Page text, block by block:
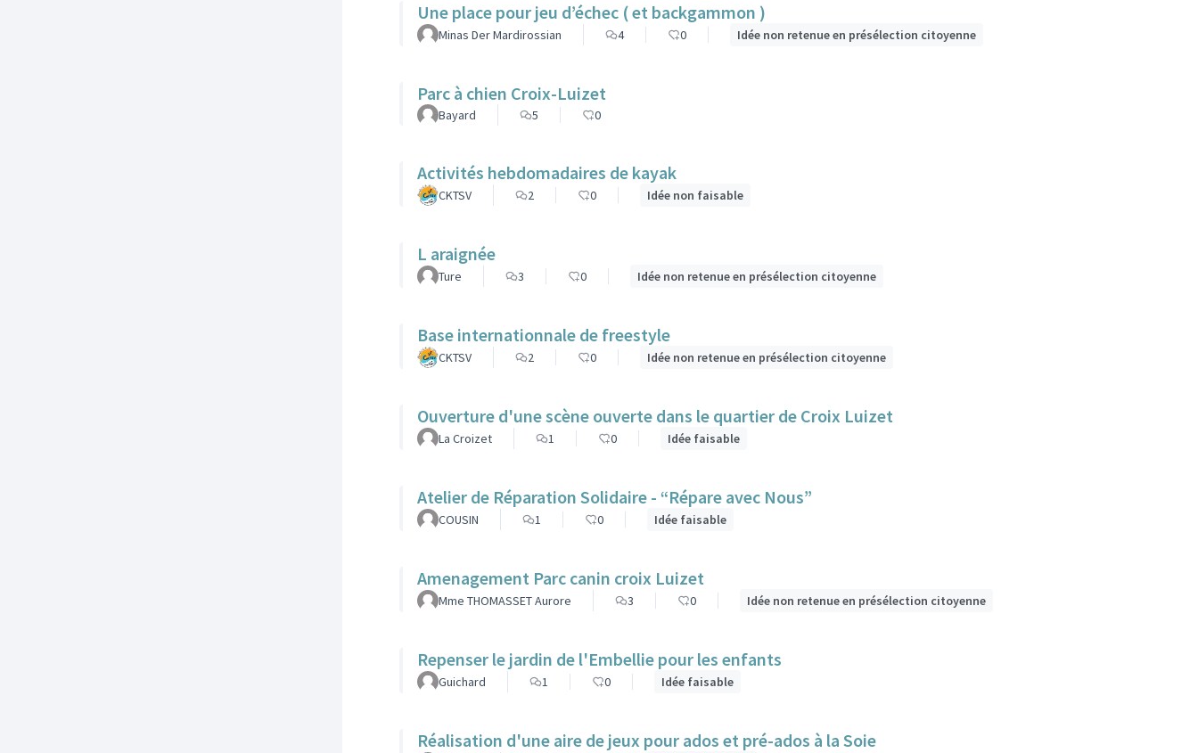
Une place pour jeu d’échec ( et backgammon )
Minas Der Mardirossian 4 0 Idée non retenue en présélection citoyenne
Parc à chien Croix-Luizet
Bayard 5 0
Activités hebdomadaires de kayak
CKTSV 2 0 Idée non faisable
L araignée
Ture 3 0 Idée non retenue en présélection citoyenne
Base internationnale de freestyle
CKTSV 2 0 Idée non retenue en présélection citoyenne
Ouverture d'une scène ouverte dans le quartier de Croix Luizet
La Croizet 1 0 Idée faisable
Atelier de Réparation Solidaire - “Répare avec Nous”
COUSIN 1 0 Idée faisable
Amenagement Parc canin croix Luizet
Mme THOMASSET Aurore 3 0 Idée non retenue en présélection citoyenne
Repenser le jardin de l'Embellie pour les enfants
Guichard 1 0 Idée faisable
Réalisation d'une aire de jeux pour ados et pré-ados à la Soie